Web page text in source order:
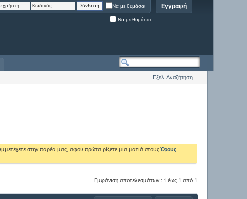
Εγγραφή
Να με θυμάσαι
Να με θυμάσαι
Εξελ. Αναζήτηση
στην παρέα μας, αφού πρώτα ρίξετε μια ματιά στουςΌρους
Εμφάνιση αποτελεσμάτων : 1 έως 1 από 1